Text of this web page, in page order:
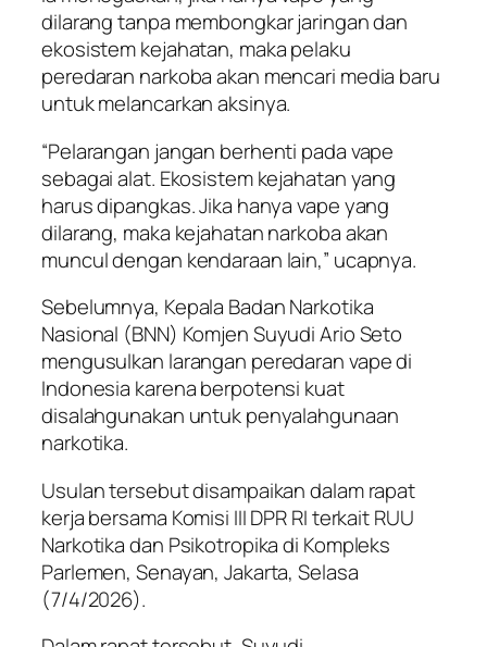
dilarang tanpa membongkar jaringan dan
ekosistem kejahatan, maka pelaku
peredaran narkoba akan mencari media baru
untuk melancarkan aksinya.
“Pelarangan jangan berhenti pada vape
sebagai alat. Ekosistem kejahatan yang
harus dipangkas. Jika hanya vape yang
dilarang, maka kejahatan narkoba akan
muncul dengan kendaraan lain,” ucapnya.
Sebelumnya, Kepala Badan Narkotika
Nasional (BNN) Komjen Suyudi Ario Seto
mengusulkan larangan peredaran vape di
Indonesia karena berpotensi kuat
disalahgunakan untuk penyalahgunaan
narkotika.
Usulan tersebut disampaikan dalam rapat
kerja bersama Komisi III DPR RI terkait RUU
Narkotika dan Psikotropika di Kompleks
Parlemen, Senayan, Jakarta, Selasa
(7/4/2026).